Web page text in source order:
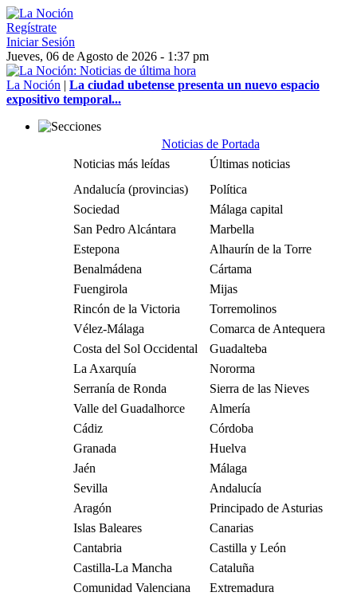
Regístrate
Iniciar Sesión
Jueves, 06 de Agosto de 2026 - 1:37 pm
La Noción | La ciudad ubetense presenta un nuevo espacio
expositivo temporal...
Noticias de Portada
Noticias más leídas
Últimas noticias
Andalucía (provincias)
Política
Sociedad
Málaga capital
San Pedro Alcántara
Marbella
Estepona
Alhaurín de la Torre
Benalmádena
Cártama
Fuengirola
Mijas
Rincón de la Victoria
Torremolinos
Vélez-Málaga
Comarca de Antequera
Costa del Sol Occidental
Guadalteba
La Axarquía
Nororma
Serranía de Ronda
Sierra de las Nieves
Valle del Guadalhorce
Almería
Cádiz
Córdoba
Granada
Huelva
Jaén
Málaga
Sevilla
Andalucía
Aragón
Principado de Asturias
Islas Baleares
Canarias
Cantabria
Castilla y León
Castilla-La Mancha
Cataluña
Comunidad Valenciana
Extremadura